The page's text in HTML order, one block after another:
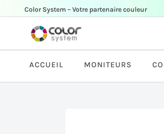
Color System – Votre partenaire couleur
ACCUEIL MONITEURS